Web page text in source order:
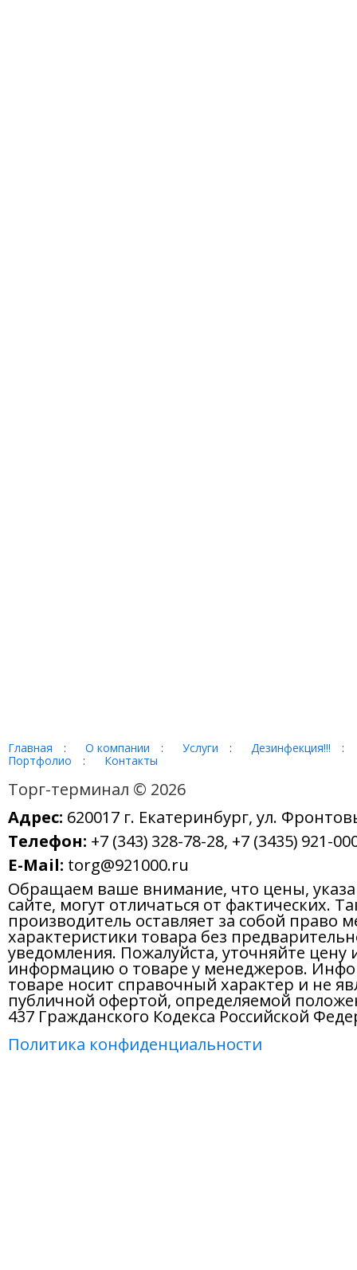
Главная : О компании : Услуги : Дезинфекция!!!
:
Портфолио
: Контакты
Торг-терминал © 2026
Адрес: 620017 г. Екатеринбург, ул.
Телефон: +7 (343) 328-78-28, +7 (3435) 921-
E-Mail: torg@921000.ru
Обращаем ваше внимание, что цены,
сайте, могут отличаться от фактических.
производитель оставляет за собой право
характеристики товара без
уведомления. Пожалуйста, уточняйте цену
информацию о товаре у менеджеров.
товаре носит справочный характер и не
публичной офертой, определяемой
437 Гражданского Кодекса Российской
Политика конфиденциальности